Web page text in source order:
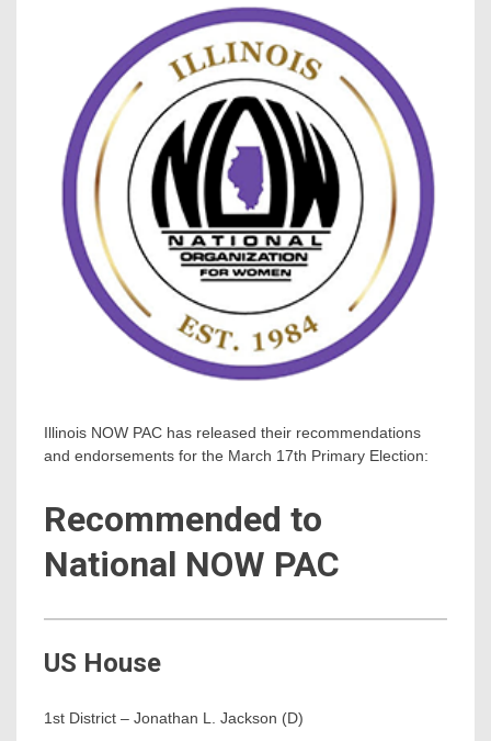
NOW
Illinois NOW PAC has released their recommendations
and endorsements for the March 17th Primary Election:
Recommended to
National NOW PAC
US House
1st District – Jonathan L. Jackson (D)